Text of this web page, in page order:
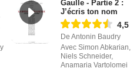
Gaulle - Partie 2 :
J’écris ton nom
4,5
De Antonin Baudry
Avec Simon Abkarian,
Niels Schneider,
Anamaria Vartolomei